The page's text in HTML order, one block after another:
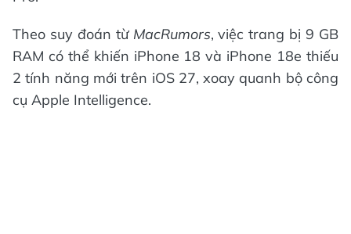
Theo suy đoán từ MacRumors, việc trang bị 9 GB
RAM có thể khiến iPhone 18 và iPhone 18e thiếu
2 tính năng mới trên iOS 27, xoay quanh bộ công
cụ Apple Intelligence.